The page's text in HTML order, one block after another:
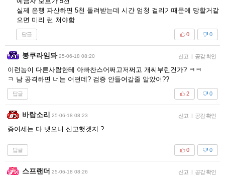
실제 은행 파산하면 5천 돌려받는데 시간 엄청 걸리기때문에 망할거같
으면 미리 런 쳐야함
답글 0
0
봉쿠라임돠 25-06-18 08:20 신고 | 공감 확인
이런놈이 다른사람한테 아빠찬스어쩌고저쩌고 개씨부린건가? ㅋㅋ
ㅋ 남 공격하면 너는 어떤데? 검증 안들어갈줄 알았어??
답글 0
2
바람소리 25-06-18 08:23 신고 | 공감 확인
증여세는 다 냇으니 신고햇겟지 ?
답글 0
0
스프랜더 25-06-18 08:26 신고 | 공감 확인